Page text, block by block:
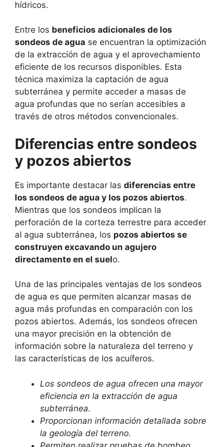
hídricos.
Entre los beneficios adicionales de los
sondeos de agua se encuentran la optimización
de la extracción de agua y el aprovechamiento
eficiente de los recursos disponibles. Esta
técnica maximiza la captación de agua
subterránea y permite acceder a masas de
agua profundas que no serían accesibles a
través de otros métodos convencionales.
Diferencias entre sondeos
y pozos abiertos
Es importante destacar las diferencias entre
los sondeos de agua y los pozos abiertos.
Mientras que los sondeos implican la
perforación de la corteza terrestre para acceder
al agua subterránea, los pozos abiertos se
construyen excavando un agujero
directamente en el suelo.
Una de las principales ventajas de los sondeos
de agua es que permiten alcanzar masas de
agua más profundas en comparación con los
pozos abiertos. Además, los sondeos ofrecen
una mayor precisión en la obtención de
información sobre la naturaleza del terreno y
las características de los acuíferos.
Los sondeos de agua ofrecen una mayor
eficiencia en la extracción de agua
subterránea.
Proporcionan información detallada sobre
la geología del terreno.